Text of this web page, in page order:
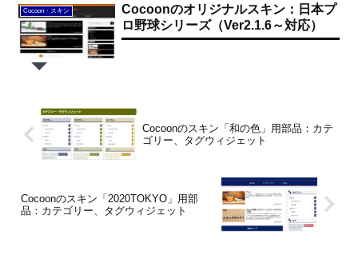
Cocoon・スキン
Cocoonのオリジナルスキン：日本プ
ロ野球シリーズ（Ver2.1.6～対応）
Cocoonのスキン「和の色」用部品：カテ
ゴリー、タグウィジェット
Cocoonのスキン「2020TOKYO」用部
品：カテゴリー、タグウィジェット